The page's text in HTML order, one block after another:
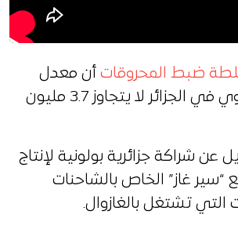
ضبط المحروقات أن معدل
الاستهلاك السنوي في الجزائر لا يتجاوز 3.7 مليون
شراكة جزائرية بولونية لإنتاج
“سير غاز” الخاص بالشاحنات
التي تشتغل بالغازوال.